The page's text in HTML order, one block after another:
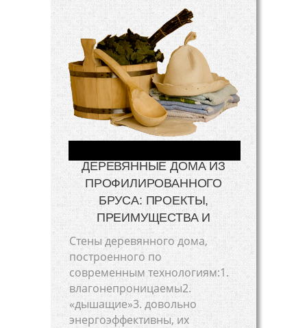
ДЕРЕВЯННЫЕ ДОМА ИЗ
ПРОФИЛИРОВАННОГО
БРУСА: ПРОЕКТЫ,
ПРЕИМУЩЕСТВА И
Стены деревянного дома,
построенного по
современным технологиям:1.
влагонепроницаемы2.
«дышащие»3. довольно
энергоэффективны, их